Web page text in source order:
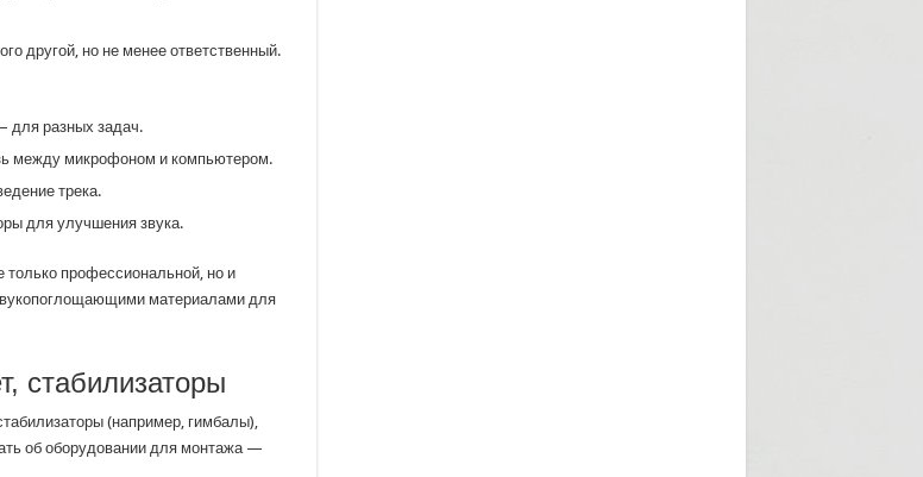
другой, но не менее ответственный.
для разных задач.
между микрофоном и компьютером.
трека.
для улучшения звука.
только профессиональной, но и
материалами для
стабилизаторы
(например, гимбалы),
об оборудовании для монтажа —